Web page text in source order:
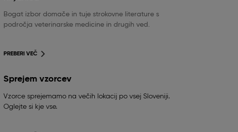
Bogat izbor domače in tuje strokovne literature s
področja veterinarske medicine in drugih ved.
PREBERI VEČ
Sprejem vzorcev
Vzorce sprejemamo na večih lokacij po vsej Sloveniji.
Oglejte si kje vse.